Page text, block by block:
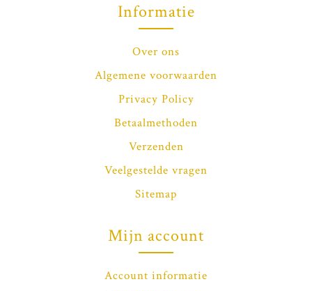
Informatie
Over ons
Algemene voorwaarden
Privacy Policy
Betaalmethoden
Verzenden
Veelgestelde vragen
Sitemap
Mijn account
Account informatie